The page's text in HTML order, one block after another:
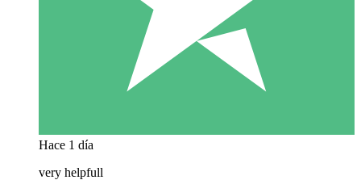
Hace 1 día
very helpfull